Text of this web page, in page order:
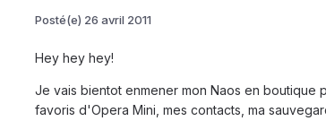
Posté(e) 26 avril 2011
Hey hey hey!
Je vais bientot enmener mon Naos en boutique
favoris d'Opera Mini, mes contacts, ma